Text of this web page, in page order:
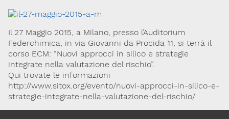
Il 27 Maggio 2015, a Milano, presso l’Auditorium
Federchimica, in via Giovanni da Procida 11, si terrà il
corso ECM: “Nuovi approcci in silico e strategie
integrate nella valutazione del rischio”.
Qui trovate le informazioni
http://www.sitox.org/evento/nuovi-approcci-in-silico-e-
strategie-integrate-nella-valutazione-del-rischio/
Via Giovanni Pascoli, 3
20129, Milano